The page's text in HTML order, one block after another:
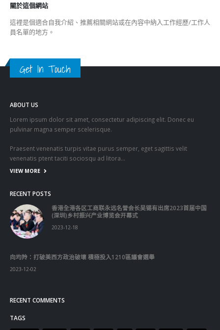
關於這個網站
這裡是個適合自我介紹、推薦相關網站或在內容中納入工作經歷/工作人
員名單的地方。
Get In Touch
ABOUT US
Lorem ipsum dolor sit amet, consectetur adipiscing elit. Donec eu
pulvinar magna semper scelerisque.
Praesent venenatis turpis vitae purus semper, eget sagittis velit
venenatis ptent taciti sociosqu ad litora…
VIEW MORE
RECENT POSTS
香港全港各区工商联永远名誉会长吴锡有出席2023首届中国
(深圳)乡村振兴产业博览会开幕式
2023-12-18
向均羚：打破美西方政治破壞 積極投入1210區議會選舉
2023-12-02
RECENT COMMENTS
TAGS